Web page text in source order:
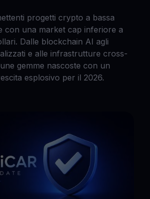
progetti crypto a bassa
con una market cap inferiore a
Dalle blockchain AI agli
e alle infrastrutture cross-
gemme nascoste con un
esplosivo per il 2026.